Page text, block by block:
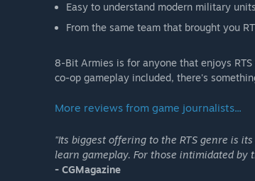
Easy to understand modern military
From the same team that brought you
8-Bit Armies is for anyone that enjoys
co-op gameplay included, there's
More reviews from game journalists...
"Its biggest offering to the RTS genre is
learn gameplay. For those intimidated by
- CGMagazine